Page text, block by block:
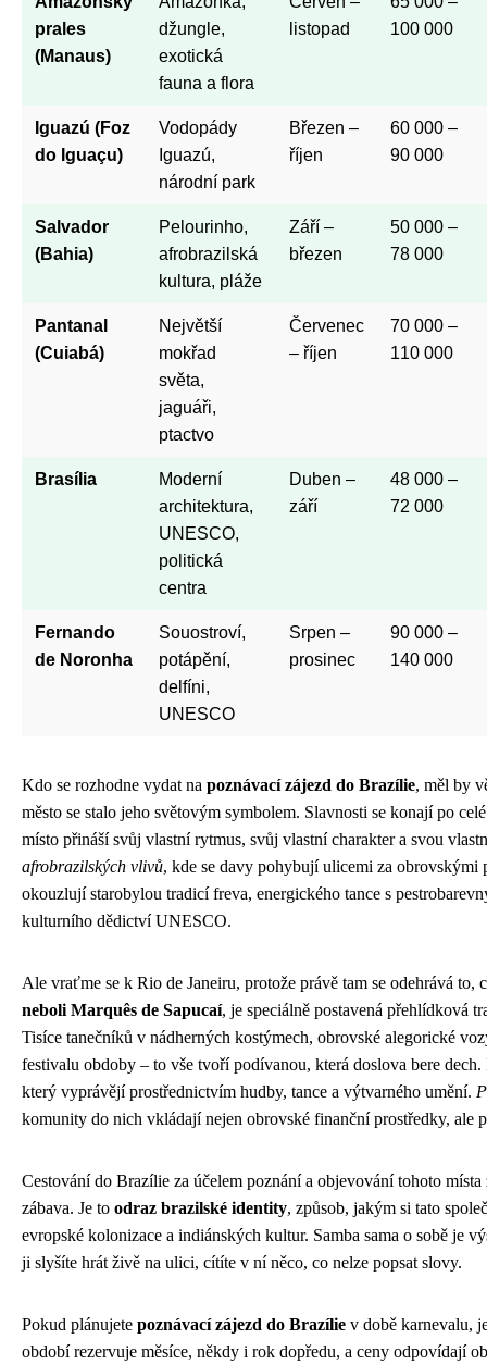
prales
(Manaus)
džungle,
exotická
fauna a flora
listopad
100 000
Iguazú (Foz
do Iguaçu)
Vodopády
Iguazú,
národní park
Březen –
říjen
60 000 –
90 000
Salvador
(Bahia)
Pelourinho,
afrobrazilská
kultura, pláže
Září –
březen
50 000 –
78 000
Pantanal
(Cuiabá)
Největší
mokřad
světa,
jaguáři,
ptactvo
Červenec
– říjen
70 000 –
110 000
Brasília
Moderní
architektura,
UNESCO,
politická
centra
Duben –
září
48 000 –
72 000
Fernando
de Noronha
Souostroví,
potápění,
delfíni,
UNESCO
Srpen –
prosinec
90 000 –
140 000
Kdo se rozhodne vydat na poznávací zájezd do Brazílie, měl by
město se stalo jeho světovým symbolem. Slavnosti se konají po
místo přináší svůj vlastní rytmus, svůj vlastní charakter a svou
afrobrazilských vlivů, kde se davy pohybují ulicemi za
okouzlují starobylou tradicí freva, energického tance s
kulturního dědictví UNESCO.
Ale vraťme se k Rio de Janeiru, protože právě tam se odehrává
neboli Marquês de Sapucaí, je speciálně postavená přehlídková
Tisíce tanečníků v nádherných kostýmech, obrovské alegorické
festivalu obdoby – to vše tvoří podívanou, která doslova bere
který vyprávějí prostřednictvím hudby, tance a výtvarného umění.
komunity do nich vkládají nejen obrovské finanční prostředky, ale
Cestování do Brazílie za účelem poznání a objevování tohoto
zábava. Je to odraz brazilské identity, způsob, jakým si tato
evropské kolonizace a indiánských kultur. Samba sama o sobě je
ji slyšíte hrát živě na ulici, cítíte v ní něco, co nelze popsat slovy.
Pokud plánujete poznávací zájezd do Brazílie v době karnevalu,
období rezervuje měsíce, někdy i rok dopředu, a ceny odpovídají